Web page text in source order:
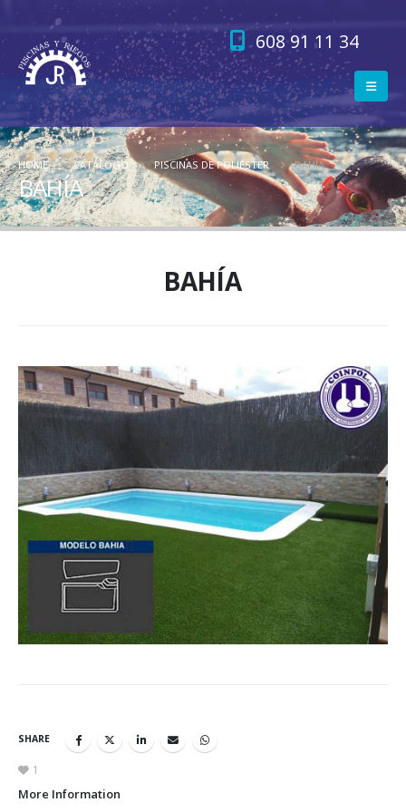
608 91 11 34
HOME CATALOGO PISCINAS DE POLIESTER BAHÍA
BAHÍA
BAHÍA
SHARE
1
More Information